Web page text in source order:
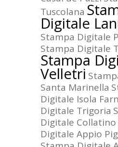
Tuscolana
Digitale
Stampa Digitale
Stampa Digitale
Stampa
Velletri
Santa Marinella
Digitale Isola
Digitale Trigoria
Digitale Collatino
Digitale Appio